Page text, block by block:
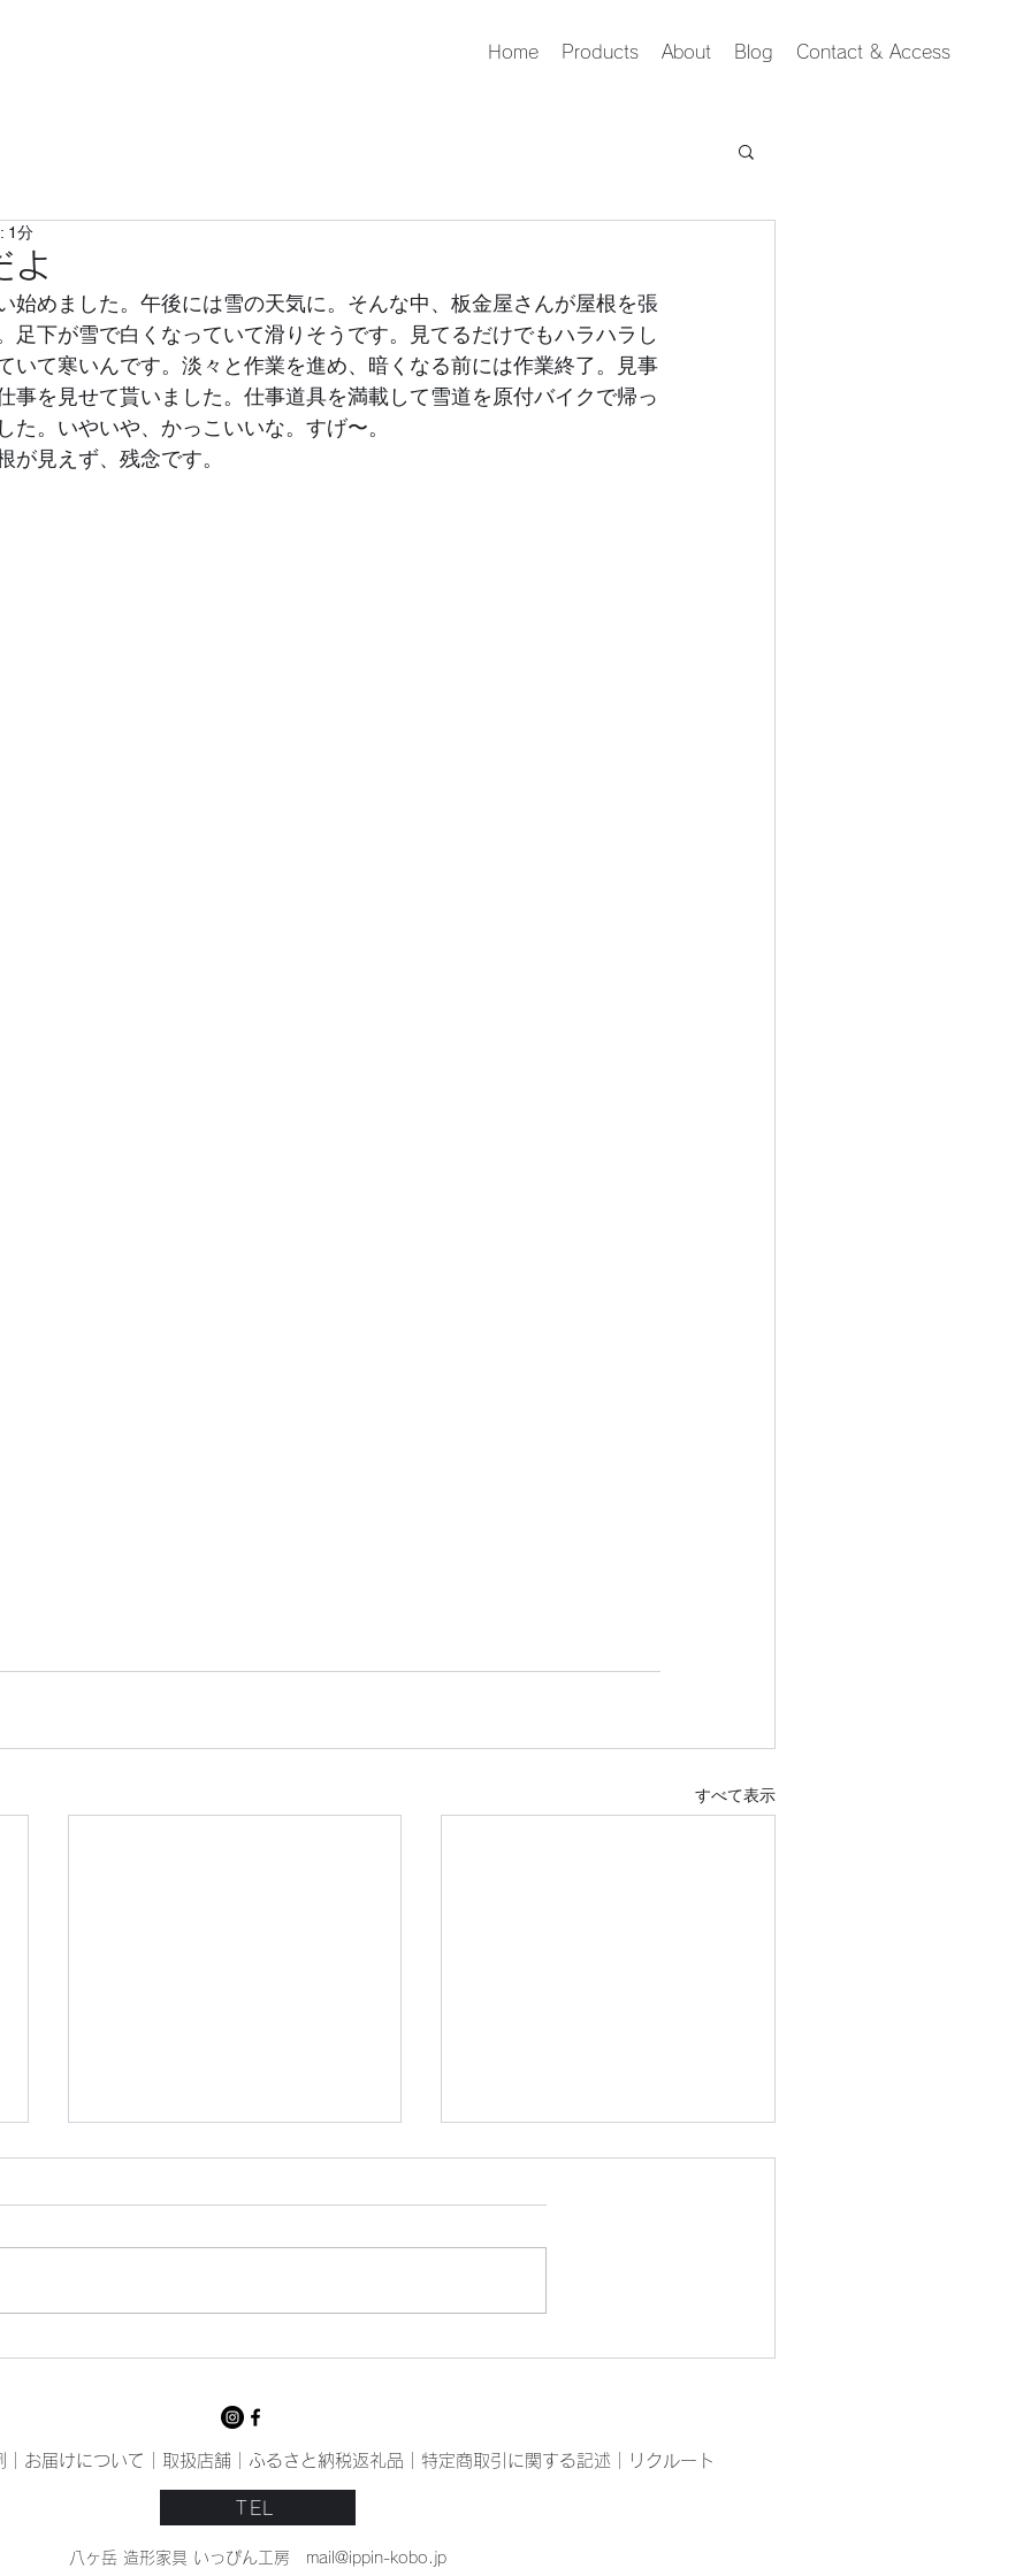
Home Products About Blog Contact & Access
よ
1分
始めました。午後には雪の天気に。そんな中、板金屋さんが屋根を張
足下が雪で白くなっていて滑りそうです。見てるだけでもハラハラし
いて寒いんです。淡々と作業を進め、暗くなる前には作業終了。見事
事を見せて貰いました。仕事道具を満載して雪道を原付バイクで帰っ
た。いやいや、かっこいいな。すげ〜。
が見えず、残念です。
すべて表示
お届けについて 取扱店舗 ふるさと納税返礼品 特定商取引に関する記述 リクルート
TEL
八ヶ岳 造形家具 いっぴん工房 mail@ippin-kobo.jp